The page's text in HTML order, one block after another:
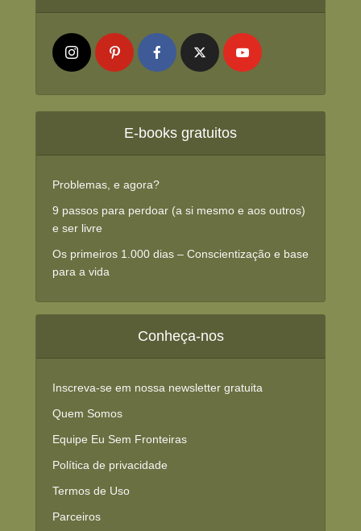
E-books gratuitos
Problemas, e agora?
9 passos para perdoar (a si mesmo e aos outros)
e ser livre
Os primeiros 1.000 dias – Conscientização e base
para a vida
Conheça-nos
Inscreva-se em nossa newsletter gratuita
Quem Somos
Equipe Eu Sem Fronteiras
Política de privacidade
Termos de Uso
Parceiros